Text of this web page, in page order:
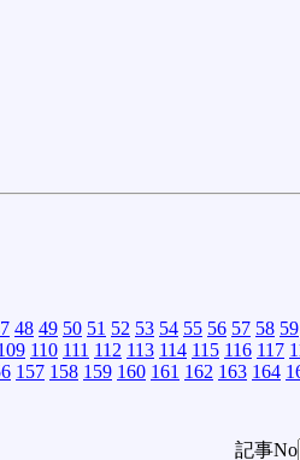
48 49 50 51 52 53 54 55 56 57 58 59
110 111 112 113 114 115 116 117
157 158 159 160 161 162 163 164
記事No